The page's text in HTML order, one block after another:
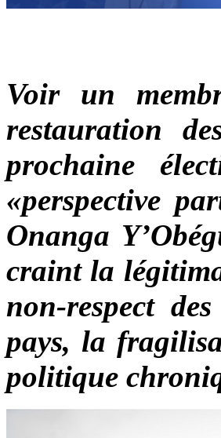
Voir un
restauration
prochaine
«perspective
Onanga
craint la
non-respect
pays, la
politique